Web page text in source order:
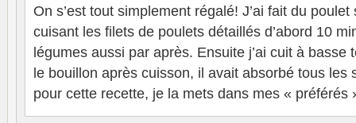
On s’est tout simplement régalé! J’ai fait du
cuisant les filets de poulets détaillés d’abord 10
légumes aussi par après. Ensuite j’ai cuit à basse
le bouillon après cuisson, il avait absorbé tous les
pour cette recette, je la mets dans mes « préférés